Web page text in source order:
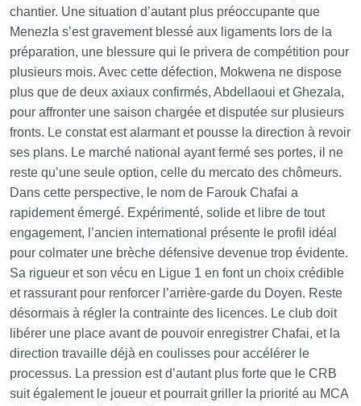
chantier. Une situation d’autant plus préoccupante que
Menezla s’est gravement blessé aux ligaments lors de la
préparation, une blessure qui le privera de compétition pour
plusieurs mois. Avec cette défection, Mokwena ne dispose
plus que de deux axiaux confirmés, Abdellaoui et Ghezala,
pour affronter une saison chargée et disputée sur plusieurs
fronts. Le constat est alarmant et pousse la direction à revoir
ses plans. Le marché national ayant fermé ses portes, il ne
reste qu’une seule option, celle du mercato des chômeurs.
Dans cette perspective, le nom de Farouk Chafai a
rapidement émergé. Expérimenté, solide et libre de tout
engagement, l’ancien international présente le profil idéal
pour colmater une brèche défensive devenue trop évidente.
Sa rigueur et son vécu en Ligue 1 en font un choix crédible
et rassurant pour renforcer l’arrière-garde du Doyen. Reste
désormais à régler la contrainte des licences. Le club doit
libérer une place avant de pouvoir enregistrer Chafai, et la
direction travaille déjà en coulisses pour accélérer le
processus. La pression est d’autant plus forte que le CRB
suit également le joueur et pourrait griller la priorité au MCA